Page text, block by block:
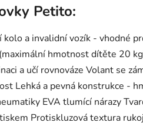
Petito:
kolo a invalidní vozík - vhodné
hmotnost dítěte 20
a učí rovnováze Volant se
Lehká a pevná konstrukce -
EVA tlumící nárazy
Protiskluzová textura